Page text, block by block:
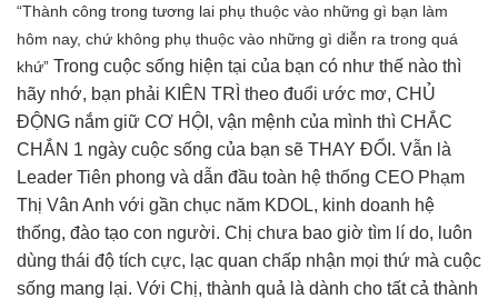
“Thành công trong tương lai phụ thuộc vào những gì bạn làm
hôm nay, chứ không phụ thuộc vào những gì diễn ra trong quá
khứ” Trong cuộc sống hiện tại của bạn có như thế nào thì
hãy nhớ, bạn phải KIÊN TRÌ theo đuổi ước mơ, CHỦ
ĐỘNG nắm giữ CƠ HỘI, vận mệnh của mình thì CHẮC
CHẮN 1 ngày cuộc sống của bạn sẽ THAY ĐỔI. Vẫn là
Leader Tiên phong và dẫn đầu toàn hệ thống CEO Phạm
Thị Vân Anh với gần chục năm KDOL, kinh doanh hệ
thống, đào tạo con người. Chị chưa bao giờ tìm lí do, luôn
dùng thái độ tích cực, lạc quan chấp nhận mọi thứ mà cuộc
sống mang lại. Với Chị, thành quả là dành cho tất cả thành